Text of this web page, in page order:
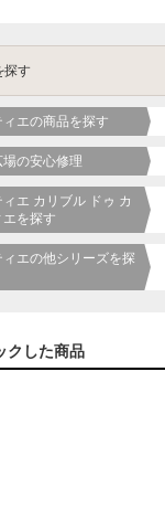
探す
ィエの商品を探す
の安心修理
ィエ カリブル ドゥ カ
エを探す
ィエの他シリーズを探
クした商品